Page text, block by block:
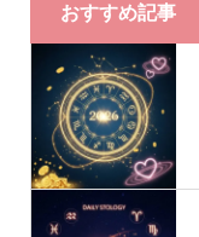
おすすめ記事